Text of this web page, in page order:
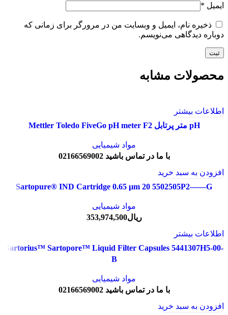
ایمیل *
ذخیره نام، ایمیل و وبسایت من در مرورگر برای زمانی که
دوباره دیدگاهی می‌نویسم.
محصولات مشابه
pH متر پرتابل Mettler Toledo FiveGo pH meter F2
مواد شیمیایی
با ما در تماس باشید 02166569002
اطلاعات بیشتر
Sartopure® IND Cartridge 0.65 µm 20 5502505P2——G
مواد شیمیایی
ریال353,974,500
افزودن به سبد خرید
Sartorius™ Sartopore™ Liquid Filter Capsules 5441307H5-00-
B
مواد شیمیایی
با ما در تماس باشید 02166569002
اطلاعات بیشتر
افزودن به سبد خرید